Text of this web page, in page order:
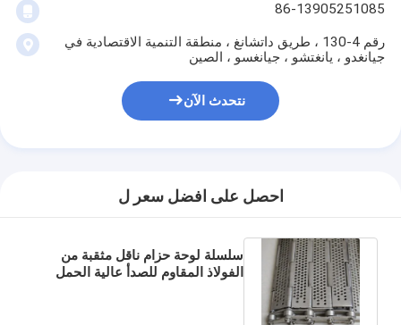
86-13905251085
رقم 4-130 ، طريق داتشانغ ، منطقة التنمية الاقتصادية في
جيانغدو ، يانغتشو ، جيانغسو ، الصين
نتحدث الآن
احصل على افضل سعر ل
سلسلة لوحة حزام ناقل مثقبة من
الفولاذ المقاوم للصدأ عالية الحمل